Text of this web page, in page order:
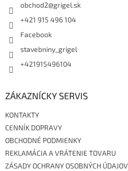
obchod2@grigel.sk
+421 915 496 104
Facebook
stavebniny_grigel
+421915496104
ZÁKAZNÍCKY SERVIS
KONTAKTY
CENNÍK DOPRAVY
OBCHODNÉ PODMIENKY
REKLAMÁCIA A VRÁTENIE TOVARU
ZÁSADY OCHRANY OSOBNÝCH ÚDAJOV